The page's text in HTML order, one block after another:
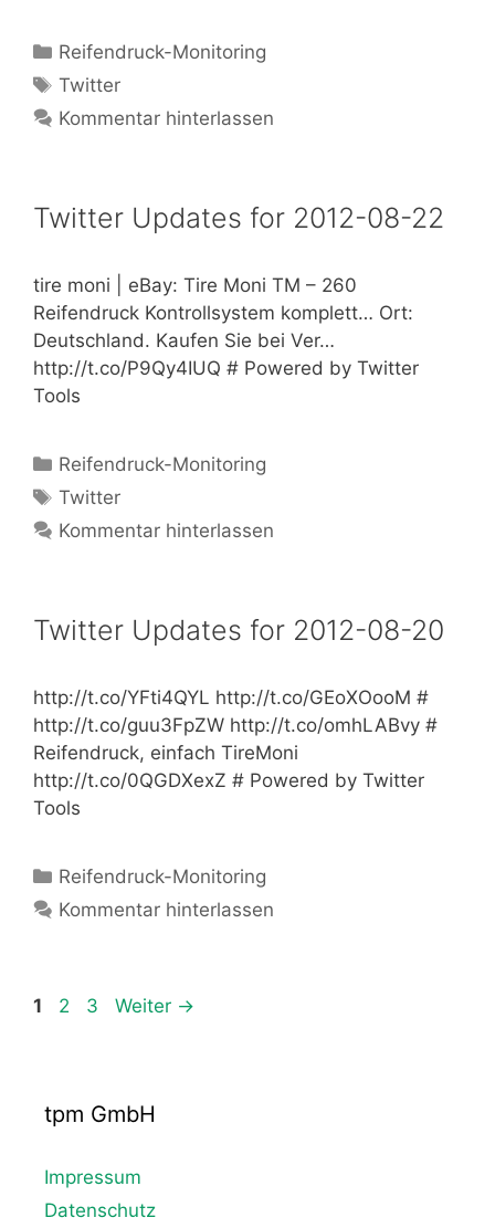
Kategorien
Reifendruck-Monitoring
Schlagwörter
Twitter
Kommentar hinterlassen
Twitter Updates for 2012-08-22
tire moni | eBay: Tire Moni TM – 260
Reifendruck Kontrollsystem komplett… Ort:
Deutschland. Kaufen Sie bei Ver…
http://t.co/P9Qy4IUQ # Powered by Twitter
Tools
Kategorien
Reifendruck-Monitoring
Schlagwörter
Twitter
Kommentar hinterlassen
Twitter Updates for 2012-08-20
http://t.co/YFti4QYL http://t.co/GEoXOooM #
http://t.co/guu3FpZW http://t.co/omhLABvy #
Reifendruck, einfach TireMoni
http://t.co/0QGDXexZ # Powered by Twitter
Tools
Kategorien
Reifendruck-Monitoring
Kommentar hinterlassen
Seite
1 Seite
2 Seite
3 Weiter →
tpm GmbH
Impressum
Datenschutz